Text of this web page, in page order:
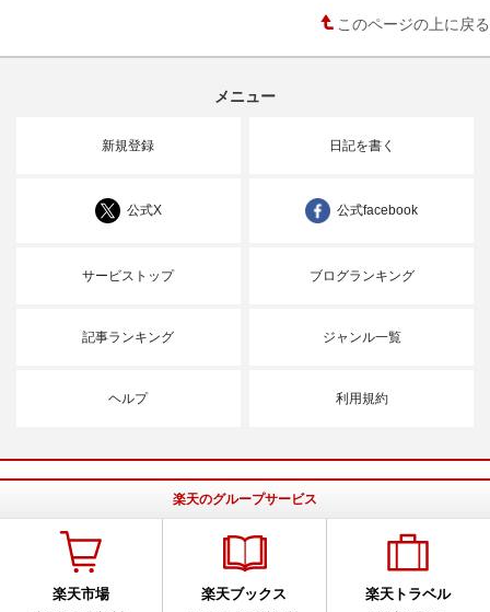
このページの上に戻る
メニュー
新規登録 日記を書く
公式X 公式facebook
サービストップ ブログランキング
記事ランキング ジャンル一覧
ヘルプ 利用規約
楽天のグループサービス
楽天市場 楽天ブックス 楽天トラベル